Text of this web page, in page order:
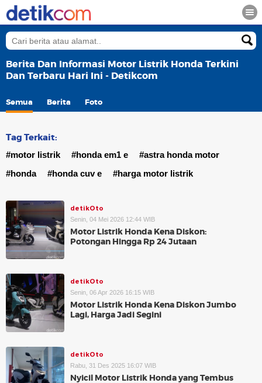
Berita Dan Informasi Motor Listrik Honda Terkini
Dan Terbaru Hari Ini - Detikcom
Semua Berita Foto
Tag Terkait:
#motor listrik #honda em1 e
#astra honda motor
#honda
#honda cuv e #harga motor listrik
detikOto
Senin, 04 Mei 2026 12:44 WIB
Motor Listrik Honda Kena Diskon:
Potongan Hingga Rp 24 Jutaan
detikOto
Senin, 06 Apr 2026 16:15 WIB
Motor Listrik Honda Kena Diskon Jumbo
Lagi, Harga Jadi Segini
detikOto
Rabu, 31 Des 2025 16:07 WIB
Nyicil Motor Listrik Honda yang Tembus